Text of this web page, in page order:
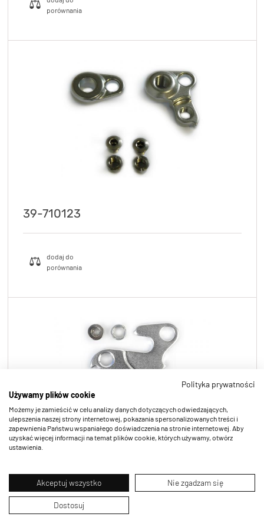
39-710123
Polityka prywatności
Używamy plików cookie
Możemy je zamieścić w celu analizy danych dotyczących odwiedzających,
ulepszenia naszej strony internetowej, pokazania spersonalizowanych treści i
zapewnienia Państwu wspaniałego doświadczenia na stronie internetowej. Aby
uzyskać więcej informacji na temat plików cookie, których używamy, otwórz
ustawienia.
Akceptuj wszystko Nie zgadzam się
Dostosuj